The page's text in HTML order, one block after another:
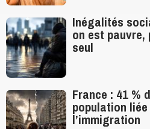
Inégalités
on est pauvre,
seul
France : 41 %
population
l’immigration